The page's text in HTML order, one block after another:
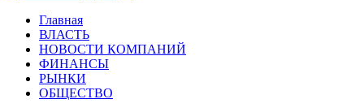
Главная
ВЛАСТЬ
НОВОСТИ КОМПАНИЙ
ФИНАНСЫ
РЫНКИ
ОБЩЕСТВО